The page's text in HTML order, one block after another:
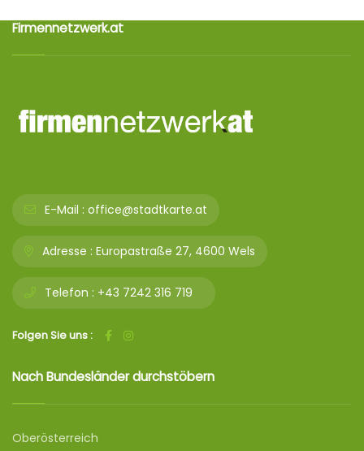
Firmennetzwerk.at
E-Mail : office@stadtkarte.at
Adresse : Europastraße 27, 4600 Wels
Telefon : +43 7242 316 719
Folgen Sie uns :
Nach Bundesländer durchstöbern
Oberösterreich